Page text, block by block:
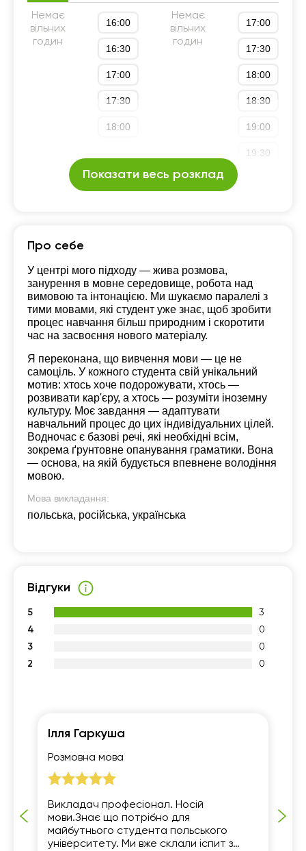
Немає
вільних
годин
16:00
16:30
17:00
17:30
18:00
Немає
вільних
годин
17:00
17:30
18:00
18:30
19:00
19:30
Показати весь розклад
Про себе
У центрі мого підходу — жива розмова,
занурення в мовне середовище, робота над
вимовою та інтонацією. Ми шукаємо паралелі з
тими мовами, які студент уже знає, щоб зробити
процес навчання більш природним і скоротити
час на засвоєння нового матеріалу.
Я переконана, що вивчення мови — це не
самоціль. У кожного студента свій унікальний
мотив: хтось хоче подорожувати, хтось —
розвивати кар'єру, а хтось — розуміти іноземну
культуру. Моє завдання — адаптувати
навчальний процес до цих індивідуальних цілей.
Водночас є базові речі, які необхідні всім,
зокрема ґрунтовне опанування граматики. Вона
— основа, на якій будується впевнене володіння
мовою.
Мова викладання:
польська, російська, українська
Відгуки
5
3
4
0
3
0
2
0
Ілля Гаркуша
Розмовна мова
Викладач професіонал. Носій
мови.Знає що потрібно для
майбутнього студента польського
університету. Ми вже склали іспит з